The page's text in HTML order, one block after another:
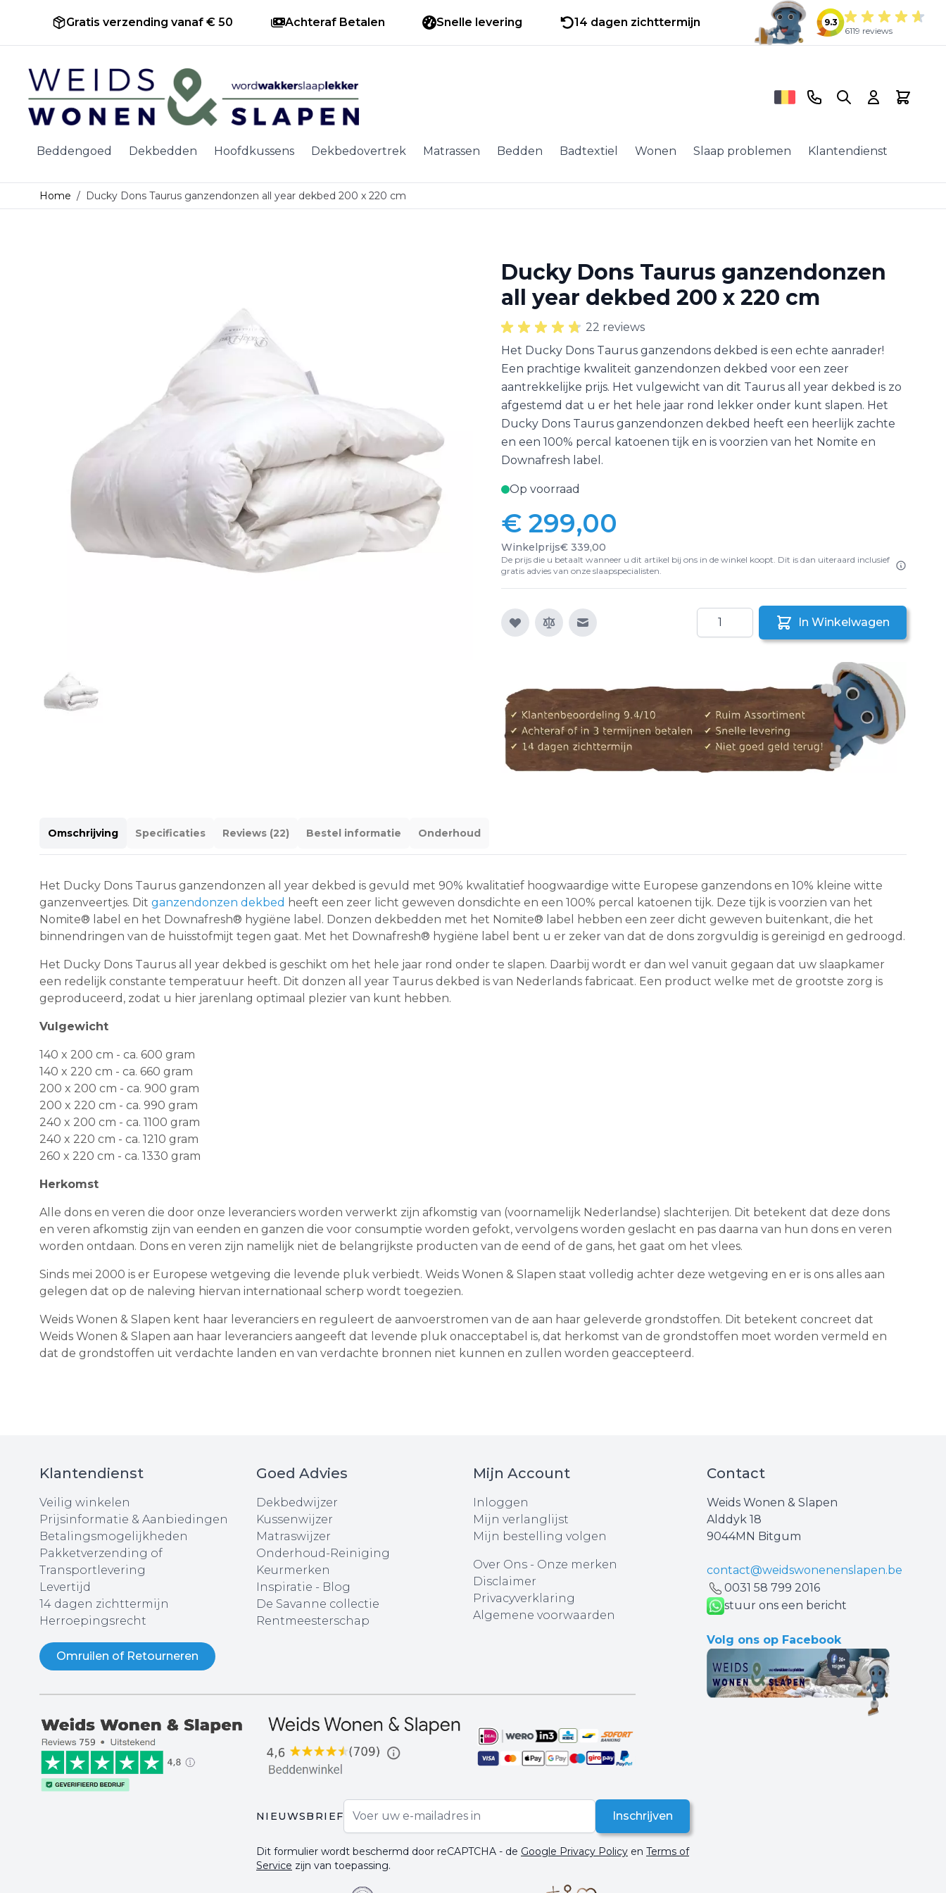
Gratis verzending vanaf € 50 Achteraf Betalen Snelle levering 14 dagen zichttermijn
9.3
6119 reviews
Ga naar de inhoud
Beddengoed Dekbedden Hoofdkussens Dekbedovertrek Matrassen Bedden Badtextiel Wonen Slaap problemen Klantendienst
Telefoonnummer
Search Cart
Home / Ducky Dons Taurus ganzendonzen all year dekbed 200 x 220 cm
Ducky Dons Taurus ganzendonzen
all year dekbed 200 x 220 cm
22 reviews
Het Ducky Dons Taurus ganzendons dekbed is een echte aanrader!
Een prachtige kwaliteit ganzendonzen dekbed voor een zeer
aantrekkelijke prijs. Het vulgewicht van dit Taurus all year dekbed is zo
afgestemd dat u er het hele jaar rond lekker onder kunt slapen. Het
Ducky Dons Taurus ganzendonzen dekbed heeft een heerlijk zachte
en een 100% percal katoenen tijk en is voorzien van het Nomite en
Downafresh label.
Op voorraad
€ 299,00
Winkelprijs€ 339,00
De prijs die u betaalt wanneer u dit artikel bij ons in de winkel koopt. Dit is dan uiteraard inclusief
gratis advies van onze slaapspecialisten.
E-mail naar een vriend
Aantal
In Winkelwagen
Omschrijving Specificaties Reviews (22) Bestel informatie Onderhoud
Het Ducky Dons Taurus ganzendonzen all year dekbed is gevuld met 90% kwalitatief hoogwaardige witte Europese ganzendons en 10% kleine witte
ganzenveertjes. Dit ganzendonzen dekbed heeft een zeer licht geweven donsdichte en een 100% percal katoenen tijk. Deze tijk is voorzien van het
Nomite® label en het Downafresh® hygiëne label. Donzen dekbedden met het Nomite® label hebben een zeer dicht geweven buitenkant, die het
binnendringen van de huisstofmijt tegen gaat. Met het Downafresh® hygiëne label bent u er zeker van dat de dons zorgvuldig is gereinigd en gedroogd.
Het Ducky Dons Taurus all year dekbed is geschikt om het hele jaar rond onder te slapen. Daarbij wordt er dan wel vanuit gegaan dat uw slaapkamer
een redelijk constante temperatuur heeft. Dit donzen all year Taurus dekbed is van Nederlands fabricaat. Een product welke met de grootste zorg is
geproduceerd, zodat u hier jarenlang optimaal plezier van kunt hebben.
Vulgewicht
140 x 200 cm - ca. 600 gram
140 x 220 cm - ca. 660 gram
200 x 200 cm - ca. 900 gram
200 x 220 cm - ca. 990 gram
240 x 200 cm - ca. 1100 gram
240 x 220 cm - ca. 1210 gram
260 x 220 cm - ca. 1330 gram
Herkomst
Alle dons en veren die door onze leveranciers worden verwerkt zijn afkomstig van (voornamelijk Nederlandse) slachterijen. Dit betekent dat deze dons
en veren afkomstig zijn van eenden en ganzen die voor consumptie worden gefokt, vervolgens worden geslacht en pas daarna van hun dons en veren
worden ontdaan. Dons en veren zijn namelijk niet de belangrijkste producten van de eend of de gans, het gaat om het vlees.
Sinds mei 2000 is er Europese wetgeving die levende pluk verbiedt. Weids Wonen & Slapen staat volledig achter deze wetgeving en er is ons alles aan
gelegen dat op de naleving hiervan internationaal scherp wordt toegezien.
Weids Wonen & Slapen kent haar leveranciers en reguleert de aanvoerstromen van de aan haar geleverde grondstoffen. Dit betekent concreet dat
Weids Wonen & Slapen aan haar leveranciers aangeeft dat levende pluk onacceptabel is, dat herkomst van de grondstoffen moet worden vermeld en
dat de grondstoffen uit verdachte landen en van verdachte bronnen niet kunnen en zullen worden geaccepteerd.
Klantendienst
Veilig winkelen
Prijsinformatie & Aanbiedingen
Betalingsmogelijkheden
Pakketverzending of
Transportlevering
Levertijd
14 dagen zichttermijn
Herroepingsrecht
Omruilen of Retourneren
Goed Advies
Dekbedwijzer
Kussenwijzer
Matraswijzer
Onderhoud-Reiniging
Keurmerken
Inspiratie - Blog
De Savanne collectie
Rentmeesterschap
Mijn Account
Inloggen
Mijn verlanglijst
Mijn bestelling volgen
Over Ons- Onze merken
Disclaimer
Privacyverklaring
Algemene voorwaarden
Contact
Weids Wonen & Slapen
Alddyk 18
9044MN Bitgum
contact@weidswonenenslapen.be
0031 ‪58 799 2016‬
stuur ons een bericht
Volg ons op Facebook
NIEUWSBRIEF
E-mail adres
Inschrijven
Dit formulier wordt beschermd door reCAPTCHA - de Google Privacy Policy en Terms of
Service zijn van toepassing.